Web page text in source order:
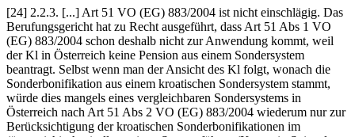
[24] 2.2.3. [...] Art 51 VO (EG) 883/2004 ist nicht einschlägig. Das
Berufungsgericht hat zu Recht ausgeführt, dass Art 51 Abs 1 VO
(EG) 883/2004 schon deshalb nicht zur Anwendung kommt, weil
der Kl in Österreich keine Pension aus einem Sondersystem
beantragt. Selbst wenn man der Ansicht des Kl folgt, wonach die
Sonderbonifikation aus einem kroatischen Sondersystem stammt,
würde dies mangels eines vergleichbaren Sondersystems in
Österreich nach Art 51 Abs 2 VO (EG) 883/2004 wiederum nur zur
Berücksichtigung der kroatischen Sonderbonifikationen im